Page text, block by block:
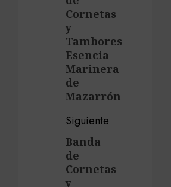
entradas
anterior:
Cornetas
y
Tambores
Esencia
Marinera
de
Mazarrón
Siguiente
Siguiente
entrada:
Banda
de
Cornetas
y